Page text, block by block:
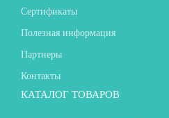
Сертификаты
Полезная информация
Партнеры
Контакты
КАТАЛОГ ТОВАРОВ